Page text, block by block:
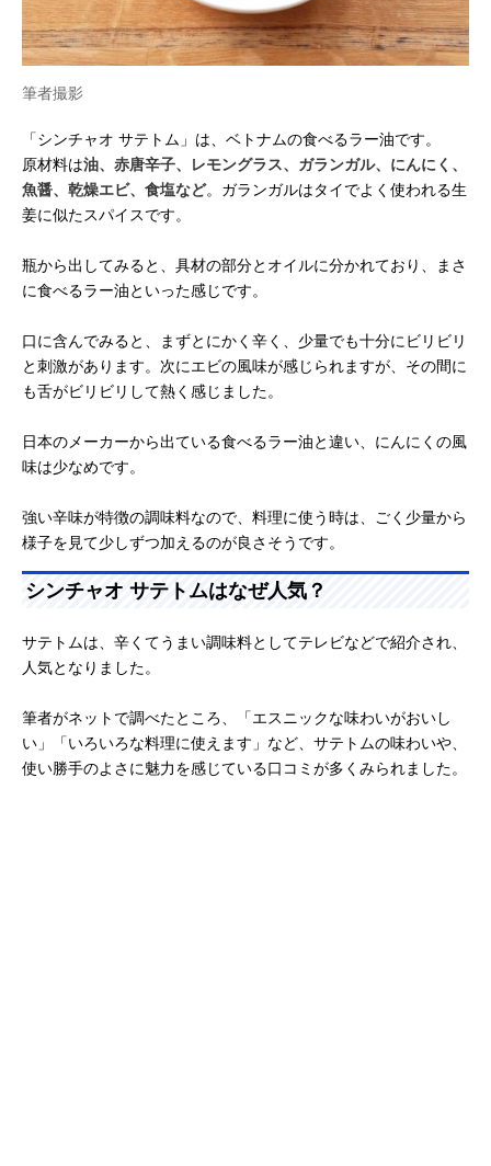
筆者撮影
「シンチャオ サテトム」は、ベトナムの食べるラー油です。
原材料は油、赤唐辛子、レモングラス、ガランガル、にんにく、
魚醤、乾燥エビ、食塩など。ガランガルはタイでよく使われる生
姜に似たスパイスです。
瓶から出してみると、具材の部分とオイルに分かれており、まさ
に食べるラー油といった感じです。
口に含んでみると、まずとにかく辛く、少量でも十分にビリビリ
と刺激があります。次にエビの風味が感じられますが、その間に
も舌がビリビリして熱く感じました。
日本のメーカーから出ている食べるラー油と違い、にんにくの風
味は少なめです。
強い辛味が特徴の調味料なので、料理に使う時は、ごく少量から
様子を見て少しずつ加えるのが良さそうです。
シンチャオ サテトムはなぜ人気？
サテトムは、辛くてうまい調味料としてテレビなどで紹介され、
人気となりました。
筆者がネットで調べたところ、「エスニックな味わいがおいし
い」「いろいろな料理に使えます」など、サテトムの味わいや、
使い勝手のよさに魅力を感じている口コミが多くみられました。